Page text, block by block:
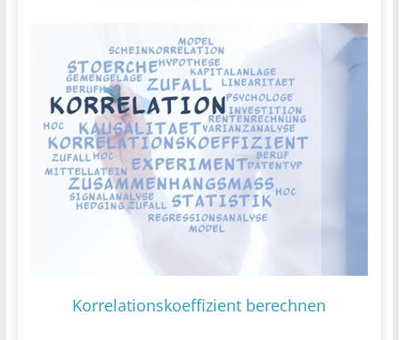
Korrelationskoeffizient berechnen